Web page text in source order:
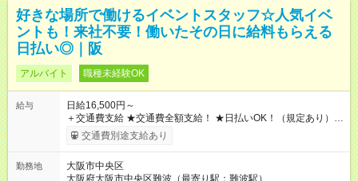
好きな場所で働けるイベントスタッフ☆人気イベ
ントも！来社不要！働いたその日に給料もらえる
日払い◎｜阪
アルバイト 職種未経験OK
給与
日給16,500円～
＋交通費支給 ★交通費全額支給！ ★日払いOK！（規定あり） ┗
働いたその日に現金GET♪ お仕事後はコンビニATMから 日払
交通費別途支給あり
勤務地
大阪市中央区
大阪府大阪市中央区難波（最寄り駅：難波駅）